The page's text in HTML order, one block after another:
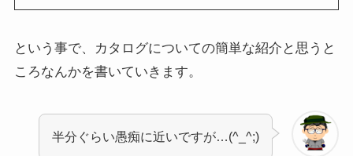
という事で、カタログについての簡単な紹介と思うと
ころなんかを書いていきます。
半分ぐらい愚痴に近いですが…(^_^;)